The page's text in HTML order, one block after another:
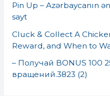
:Pin Up – Azərbaycanın
sayt
Cluck & Collect A
Reward, and When to
– Получай BONUS 100
вращений.3823 (2)